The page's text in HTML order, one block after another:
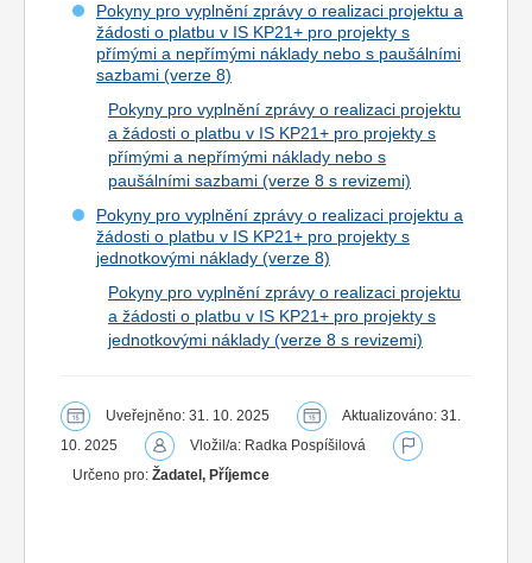
Pokyny pro vyplnění zprávy o realizaci projektu a
žádosti o platbu v IS KP21+ pro projekty s
přímými a nepřímými náklady nebo s paušálními
sazbami (verze 8)
Pokyny pro vyplnění zprávy o realizaci projektu
a žádosti o platbu v IS KP21+ pro projekty s
přímými a nepřímými náklady nebo s
paušálními sazbami (verze 8 s revizemi)
Pokyny pro vyplnění zprávy o realizaci projektu a
žádosti o platbu v IS KP21+ pro projekty s
jednotkovými náklady (verze 8)
Pokyny pro vyplnění zprávy o realizaci projektu
a žádosti o platbu v IS KP21+ pro projekty s
jednotkovými náklady (verze 8 s revizemi)
Uveřejněno: 31. 10. 2025
Aktualizováno: 31.
10. 2025
Vložil/a: Radka Pospíšilová
Určeno pro: Žadatel, Příjemce